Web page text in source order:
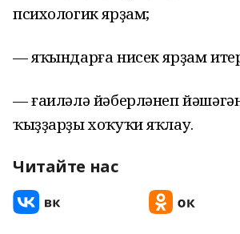
психологик ярҙам;
— яҡындарға нисек ярҙам
— ғаиләлә йәберләнеп
ҡыҙҙарҙы хоҡуҡи яҡлау.
Читайте нас